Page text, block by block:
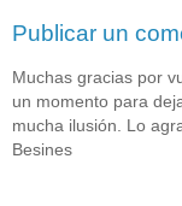
Publicar un
Muchas gracias por
un momento para
mucha ilusión. Lo
Besines